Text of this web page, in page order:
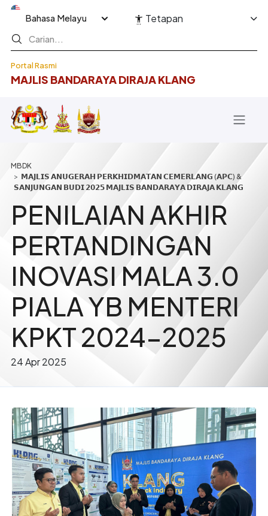
Langkau ke kandungan utama
Portal Rasmi
MAJLIS BANDARAYA DIRAJA KLANG
Select your language Tetapan
Breadcrumb
𝗠𝗔𝗝𝗟𝗜𝗦 𝗔𝗡𝗨𝗚𝗘𝗥𝗔𝗛 𝗣𝗘𝗥𝗞𝗛𝗜𝗗𝗠𝗔𝗧𝗔𝗡 𝗖𝗘𝗠𝗘𝗥𝗟𝗔𝗡𝗚 (𝗔𝗣𝗖) &
𝗦𝗔𝗡𝗝𝗨𝗡𝗚𝗔𝗡 𝗕𝗨𝗗𝗜 𝟮𝟬𝟮𝟱 𝗠𝗔𝗝𝗟𝗜𝗦 𝗕𝗔𝗡𝗗𝗔𝗥𝗔𝗬𝗔 𝗗𝗜𝗥𝗔𝗝𝗔 𝗞𝗟𝗔𝗡𝗚
PENILAIAN AKHIR
PERTANDINGAN
INOVASI MALA 3.0
PIALA YB MENTERI
KPKT 2024-2025
24 Apr 2025